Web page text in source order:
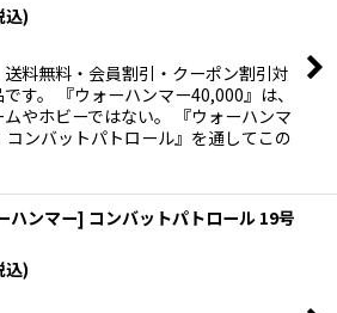
込)
送料無料・会員割引・クーポン割引対
す。 『ウォーハンマー40,000』は、
やホビーではない。 『ウォーハンマ
コンバットパトロール』を通してこの
ハンマー] コンバットパトロール 19号
込)